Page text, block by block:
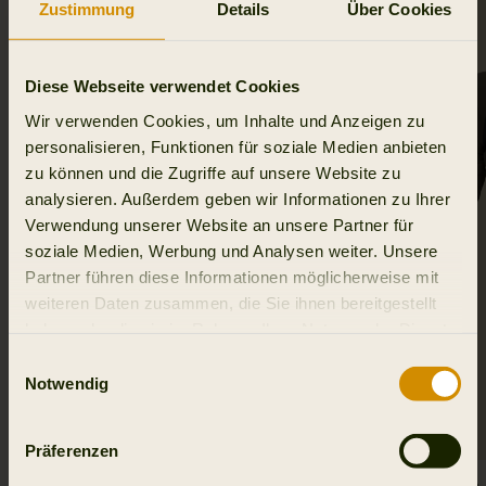
Zustimmung Details Über Cookies
Diese Webseite verwendet Cookies
Wir verwenden Cookies, um Inhalte und Anzeigen zu
personalisieren, Funktionen für soziale Medien anbieten
zu können und die Zugriffe auf unsere Website zu
analysieren. Außerdem geben wir Informationen zu Ihrer
Verwendung unserer Website an unsere Partner für
soziale Medien, Werbung und Analysen weiter. Unsere
Partner führen diese Informationen möglicherweise mit
weiteren Daten zusammen, die Sie ihnen bereitgestellt
Notwendig
Präferenzen